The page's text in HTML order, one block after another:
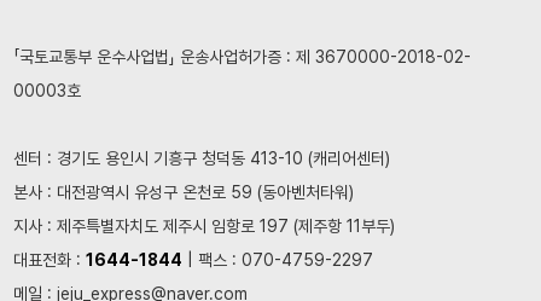
「국토교통부 운수사업법」 운송사업허가증 : 제 3670000-2018-02-
00003호
센터 : 경기도 용인시 기흥구 청덕동 413-10 (캐리어센터)
본사 : 대전광역시 유성구 온천로 59 (동아벤처타워)
지사 : 제주특별자치도 제주시 임항로 197 (제주항 11부두)
대표전화 :1644-1844 | 팩스 : 070-4759-2297
메일 : jeju_express@naver.com